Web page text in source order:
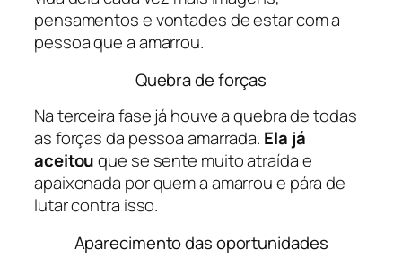
pensamentos e vontades de estar com a
pessoa que a amarrou.
Quebra de forças
Na terceira fase já houve a quebra de todas
as forças da pessoa amarrada. Ela já
aceitouque se sente muito atraída e
apaixonada por quem a amarrou e pára de
lutar contra isso.
Aparecimento das oportunidades